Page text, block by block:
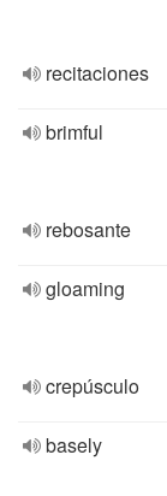
recitaciones
brimful
rebosante
gloaming
crepúsculo
basely